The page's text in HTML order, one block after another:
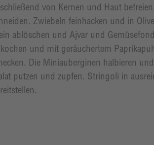
von Kernen und Haut
Zwiebeln feinhacken und in
ablöschen und Ajvar und
und mit geräuchertem
Die Miniauberginen halbieren
putzen und zupfen. Stringoli in